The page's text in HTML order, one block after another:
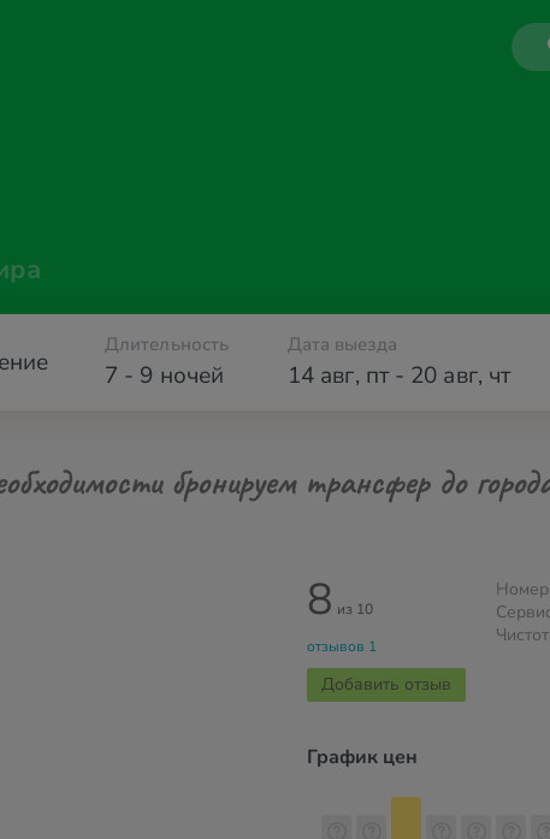
7 - 9 ночей
Длительность Дата выезда
14 авг, пт- 20 авг, чт
бронируем трансфер до
8 из 10
отзывов 1
Добавить отзыв
График цен